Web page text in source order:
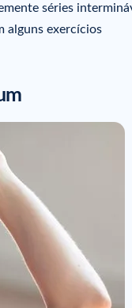
séries
alguns exercícios